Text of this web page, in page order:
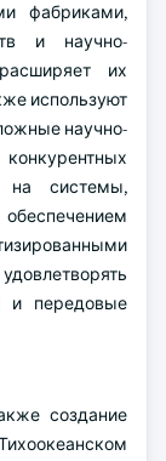
фабриками,
и научно-
их
используют
научно-
на системы,
и передовые
создание